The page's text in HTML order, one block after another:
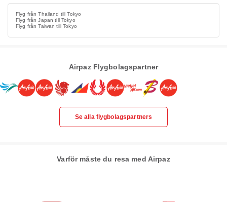
Flyg från Thailand till Tokyo
Flyg från Japan till Tokyo
Flyg från Taiwan till Tokyo
Airpaz Flygbolagspartner
Se alla flygbolagspartners
Varför måste du resa med Airpaz